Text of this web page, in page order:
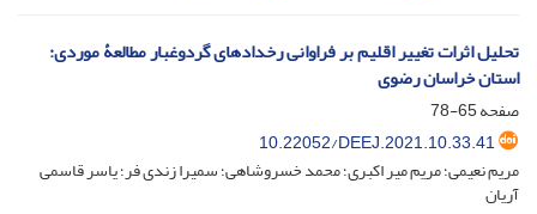
تحلیل اثرات تغییر اقلیم بر فراوانی رخدادهای گردوغبار مطالعۀ موردی:
استان خراسان رضوی
صفحه65-78
‎10.22052/DEEJ.2021.10.33.41
مریم نعیمی؛ مریم میر اکبری؛ محمد خسروشاهی؛ سمیرا زندی فر؛ یاسر قاسمی
آریان